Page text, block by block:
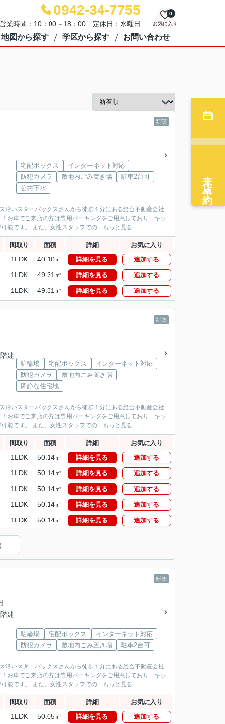
0942-34-7755
営業時間：10：00～18：00 定休日：水曜日 お気に入り
0
地図から探す 学区から探す お問い合わせ
新築
宅配ボックス
インターネット対応
防犯カメラ
敷地内ごみ置き場
駐車2台可
公共下水
沿いスターバックスさんから徒歩１分にある総合不動産会社
お車でご来店の方は専用パーキングをご用意しており、キッ
能です。 また、女性スタッフでの... もっと見る
間取り 面積 詳細 お気に入り
1LDK 40.10㎡ 詳細を見る 追加する
1LDK 49.31㎡ 詳細を見る 追加する
1LDK 49.31㎡ 詳細を見る 追加する
新築
建
駐輪場 宅配ボックス
インターネット対応
防犯カメラ
敷地内ごみ置き場
閑静な住宅地
沿いスターバックスさんから徒歩１分にある総合不動産会社
お車でご来店の方は専用パーキングをご用意しており、キッ
能です。 また、女性スタッフでの... もっと見る
間取り 面積 詳細 お気に入り
1LDK 50.14㎡ 詳細を見る 追加する
1LDK 50.14㎡ 詳細を見る 追加する
1LDK 50.14㎡ 詳細を見る 追加する
1LDK 50.14㎡ 詳細を見る 追加する
1LDK 50.14㎡ 詳細を見る 追加する
新築
建
駐輪場 宅配ボックス
インターネット対応
防犯カメラ
敷地内ごみ置き場 駐車2台可
沿いスターバックスさんから徒歩１分にある総合不動産会社
お車でご来店の方は専用パーキングをご用意しており、キッ
能です。 また、女性スタッフでの... もっと見る
間取り 面積 詳細 お気に入り
1LDK 50.05㎡ 詳細を見る 追加する
来店予約